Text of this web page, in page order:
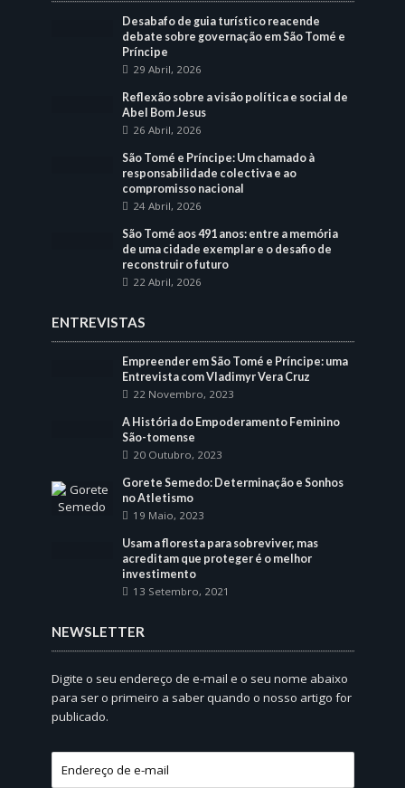
Desabafo de guia turístico reacende
debate sobre governação em São Tomé e
Príncipe
29 Abril, 2026
Reflexão sobre a visão política e social de
Abel Bom Jesus
26 Abril, 2026
São Tomé e Príncipe: Um chamado à
responsabilidade colectiva e ao
compromisso nacional
24 Abril, 2026
São Tomé aos 491 anos: entre a memória
de uma cidade exemplar e o desafio de
reconstruir o futuro
22 Abril, 2026
ENTREVISTAS
Empreender em São Tomé e Príncipe: uma
Entrevista com Vladimyr Vera Cruz
22 Novembro, 2023
A História do Empoderamento Feminino
São-tomense
20 Outubro, 2023
Gorete Semedo: Determinação e Sonhos
no Atletismo
19 Maio, 2023
Usam a floresta para sobreviver, mas
acreditam que proteger é o melhor
investimento
13 Setembro, 2021
NEWSLETTER
Digite o seu endereço de e-mail e o seu nome abaixo
para ser o primeiro a saber quando o nosso artigo for
publicado.